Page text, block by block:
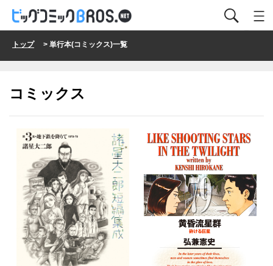
トップ> 単行本(コミックス)一覧
コミックス